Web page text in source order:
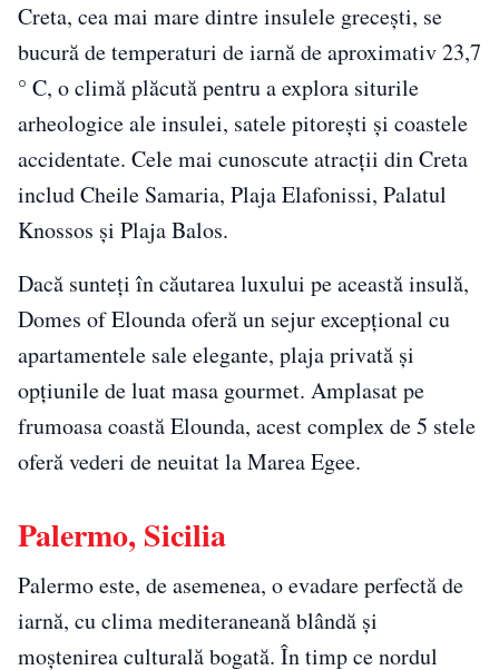
Creta, cea mai mare dintre insulele grecești, se
bucură de temperaturi de iarnă de aproximativ 23,7
° C, o climă plăcută pentru a explora siturile
arheologice ale insulei, satele pitorești și coastele
accidentate. Cele mai cunoscute atracții din Creta
includ Cheile Samaria, Plaja Elafonissi, Palatul
Knossos și Plaja Balos.
Dacă sunteți în căutarea luxului pe această insulă,
Domes of Elounda oferă un sejur excepțional cu
apartamentele sale elegante, plaja privată și
opțiunile de luat masa gourmet. Amplasat pe
frumoasa coastă Elounda, acest complex de 5 stele
oferă vederi de neuitat la Marea Egee.
Palermo, Sicilia
Palermo este, de asemenea, o evadare perfectă de
iarnă, cu clima mediteraneană blândă și
moștenirea culturală bogată. În timp ce nordul